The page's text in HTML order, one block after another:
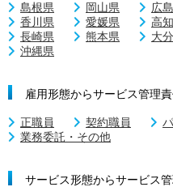
島根県
岡山県 広
香川県
愛媛県 高
長崎県
熊本県 大
沖縄県
雇用形態からサービス管理
正職員 契約職員
業務委託・その他
サービス形態からサービス